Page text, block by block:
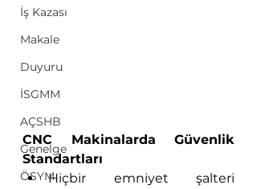
İş Kazası
Makale
Duyuru
İSGMM
AÇSHB
Genelge
ÖSYM
CNC Makinalarda Güvenlik
Standartları
Hiçbir emniyet şalteri